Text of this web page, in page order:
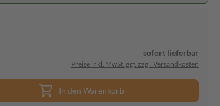
sofort lieferbar
Preise inkl. MwSt. ggf. zzgl. Versandkosten
In den Warenkorb